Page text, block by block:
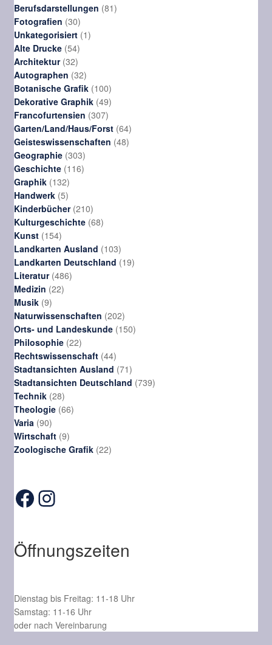
Berufsdarstellungen 8181
Fotografien 3030
Produkte
Unkategorisiert 11
Alte Drucke 5454
Produkte
Architektur 3232
Produkte
Autographen 3232
Produkte
Botanische Grafik 100100
Produkte
Dekorative Graphik 4949
Produkte
Francofurtensien 307307
Produkte
Garten/Land/Haus/Forst 6464
Produkte
Geisteswissenschaften 4848
Geographie 303303
Produkte
Geschichte 116116
Graphik 132132
Produkte
Handwerk 55
Produkte
Kinderbücher 210210
Produkte
Kulturgeschichte 6868
Kunst 154154
Produkte
Landkarten Ausland 103103
Produkte
Landkarten Deutschland 1919
Literatur 486486
Medizin 2222
Musik 99
Produkte
Naturwissenschaften 202202
Produkte
Orts- und Landeskunde 150150
Philosophie 2222
Produkte
Rechtswissenschaft 4444
Produkte
Stadtansichten Ausland 7171
Produkte
Stadtansichten Deutschland 739739
Technik 2828
Produkte
Theologie 6666
Varia 9090
Produkte
Wirtschaft 99
Produkte
Zoologische Grafik 2222
Facebook
Instagram
Öffnungszeiten
Dienstag bis Freitag: 11-18 Uhr
Samstag: 11-16 Uhr
oder nach Vereinbarung